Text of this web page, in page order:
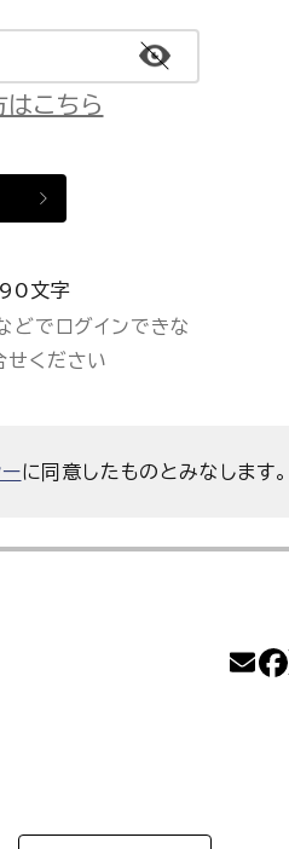
こちら
文字
どでログインできな
せください
に同意したものとみなします。